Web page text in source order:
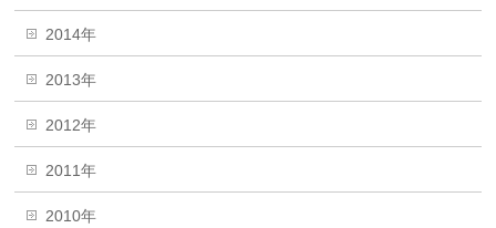
2014年
2013年
2012年
2011年
2010年